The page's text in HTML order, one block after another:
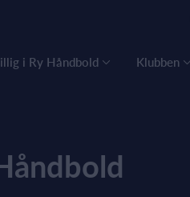
i Ry Håndbold Klubben